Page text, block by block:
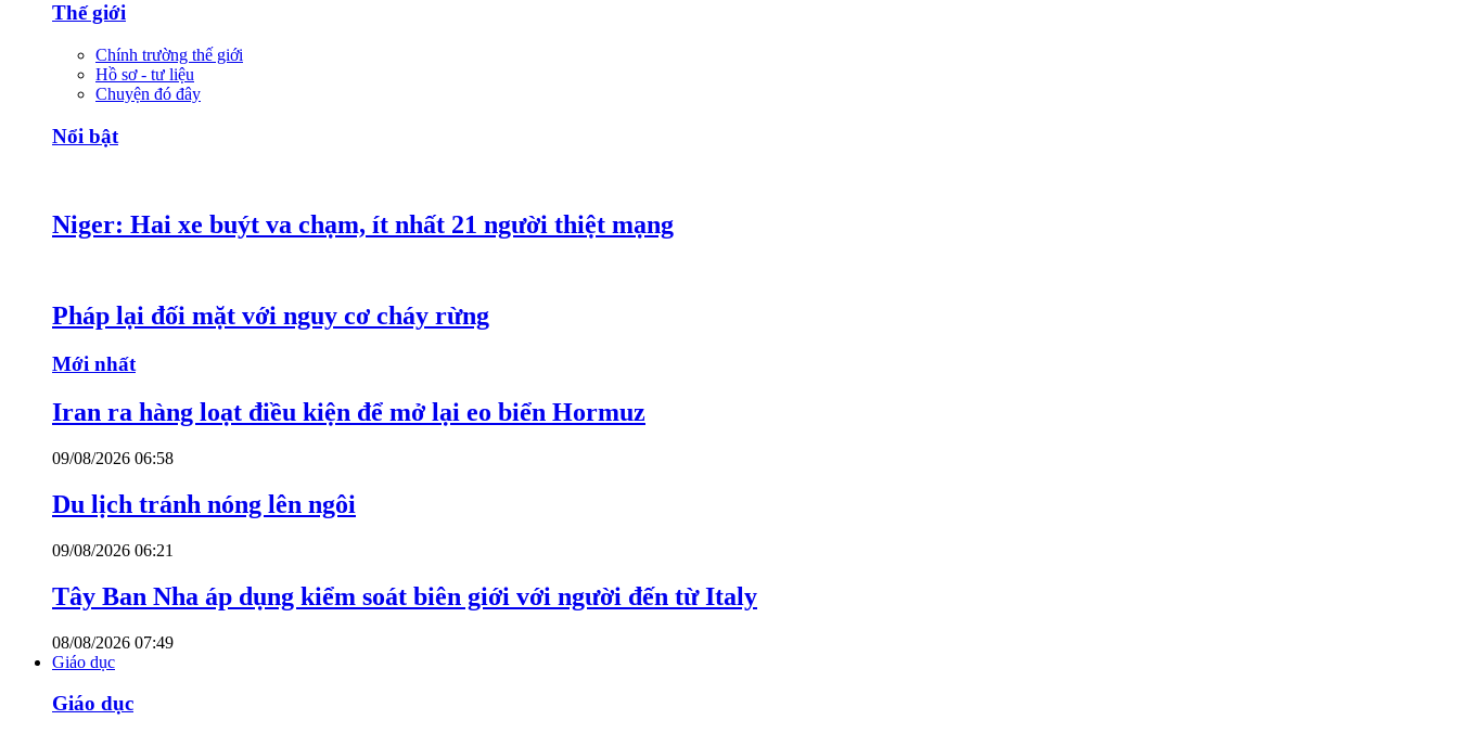
Thế giới
Chính trường thế giới
Hồ sơ - tư liệu
Chuyện đó đây
Nổi bật
Niger: Hai xe buýt va chạm, ít nhất 21 người thiệt mạng
Pháp lại đối mặt với nguy cơ cháy rừng
Mới nhất
Iran ra hàng loạt điều kiện để mở lại eo biển Hormuz
09/08/2026 06:58
Du lịch tránh nóng lên ngôi
09/08/2026 06:21
Tây Ban Nha áp dụng kiểm soát biên giới với người đến từ Italy
08/08/2026 07:49
Giáo dục
Giáo dục